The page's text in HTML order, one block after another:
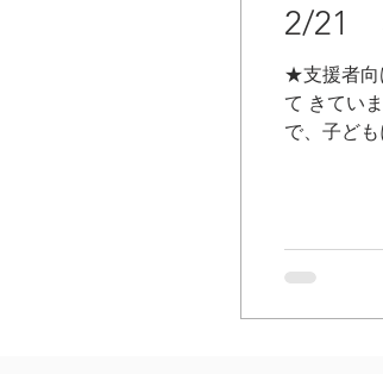
2/21
★支援者向
て きてい
で、子ど